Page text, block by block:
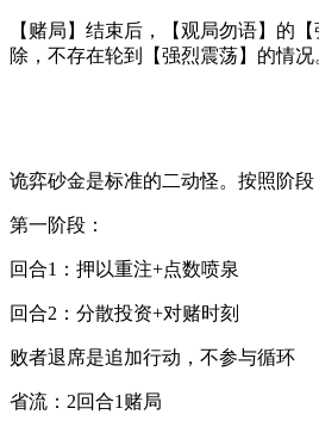
【赌局】结束后，【观局勿语】的
除，不存在轮到【强烈震荡】的情况
诡弈砂金是标准的二动怪。按照阶段
第一阶段：
回合1： 押以重注+点数喷泉
回合2： 分散投资+对赌时刻
败者退席是追加行动，不参与循环
省流： 2回合1赌局